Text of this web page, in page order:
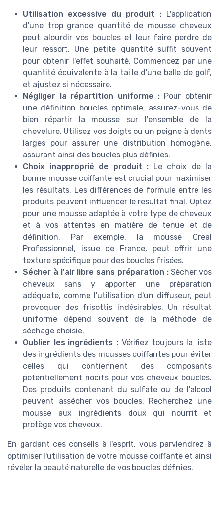
Utilisation excessive du produit : L'application
d'une trop grande quantité de mousse cheveux
peut alourdir vos boucles et leur faire perdre de
leur ressort. Une petite quantité suffit souvent
pour obtenir l'effet souhaité. Commencez par une
quantité équivalente à la taille d'une balle de golf,
et ajustez si nécessaire.
Négliger la répartition uniforme :Pour obtenir
une définition boucles optimale, assurez-vous de
bien répartir la mousse sur l'ensemble de la
chevelure. Utilisez vos doigts ou un peigne à dents
larges pour assurer une distribution homogène,
assurant ainsi des boucles plus définies.
Choix inapproprié de produit : Le choix de la
bonne mousse coiffante est crucial pour maximiser
les résultats. Les différences de formule entre les
produits peuvent influencer le résultat final. Optez
pour une mousse adaptée à votre type de cheveux
et à vos attentes en matière de tenue et de
définition. Par exemple, la mousse Oreal
Professionnel, issue de France, peut offrir une
texture spécifique pour des boucles frisées.
Sécher à l'air libre sans préparation :Sécher vos
cheveux sans y apporter une préparation
adéquate, comme l'utilisation d'un diffuseur, peut
provoquer des frisottis indésirables. Un résultat
uniforme dépend souvent de la méthode de
séchage choisie.
Oublier les ingrédients : Vérifiez toujours la liste
des ingrédients des mousses coiffantes pour éviter
celles qui contiennent des composants
potentiellement nocifs pour vos cheveux bouclés.
Des produits contenant du sulfate ou de l'alcool
peuvent assécher vos boucles. Recherchez une
mousse aux ingrédients doux qui nourrit et
protège vos cheveux.
En gardant ces conseils à l'esprit, vous parviendrez à
optimiser l'utilisation de votre mousse coiffante et ainsi
révéler la beauté naturelle de vos boucles définies.